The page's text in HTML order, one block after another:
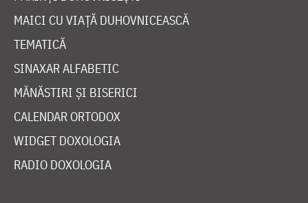
MAICI CU VIAȚĂ DUHOVNICEASCĂ
TEMATICĂ
SINAXAR ALFABETIC
MĂNĂSTIRI ȘI BISERICI
CALENDAR ORTODOX
WIDGET DOXOLOGIA
RADIO DOXOLOGIA